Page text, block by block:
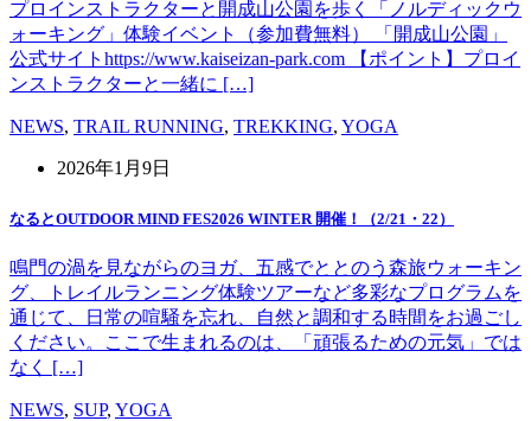
プロインストラクターと開成山公園を歩く「ノルディックウ
ォーキング」体験イベント（参加費無料） 「開成山公園」
公式サイトhttps://www.kaiseizan-park.com 【ポイント】プロイ
ンストラクターと一緒に […]
NEWS, TRAIL RUNNING, TREKKING, YOGA
2026年1月9日
なるとOUTDOOR MIND FES2026 WINTER 開催！（2/21・22）
鳴門の渦を見ながらのヨガ、五感でととのう森旅ウォーキン
グ、トレイルランニング体験ツアーなど多彩なプログラムを
通じて、日常の喧騒を忘れ、自然と調和する時間をお過ごし
ください。ここで生まれるのは、「頑張るための元気」では
なく […]
NEWS, SUP, YOGA